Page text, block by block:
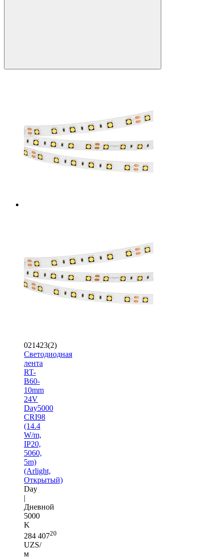
021423(2)
Светодиодная
лента
RT-
B60-
10mm
24V
Day5000
CRI98
(14.4
W/m,
IP20,
5060,
5m)
(Arlight,
Открытый)
Day
|
Дневной
5000
K
284 40720
UZS/
м